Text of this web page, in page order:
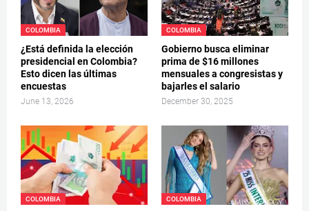
COLOMBIA
¿Está definida la elección
presidencial en Colombia?
Esto dicen las últimas
encuestas
June 13, 2026
COLOMBIA
Gobierno busca eliminar
prima de $16 millones
mensuales a congresistas y
bajarles el salario
December 30, 2025
COLOMBIA COLOMBIA